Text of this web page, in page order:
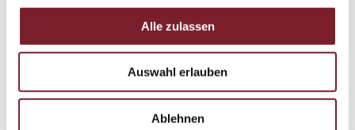
Alle zulassen
Auswahl erlauben
Ablehnen
Stade Pizza bestellen
Trier-Süd Pizza bestellen
Verden Pizza bestellen
Wedel Pizza bestellen
Winsen Pizza bestellen